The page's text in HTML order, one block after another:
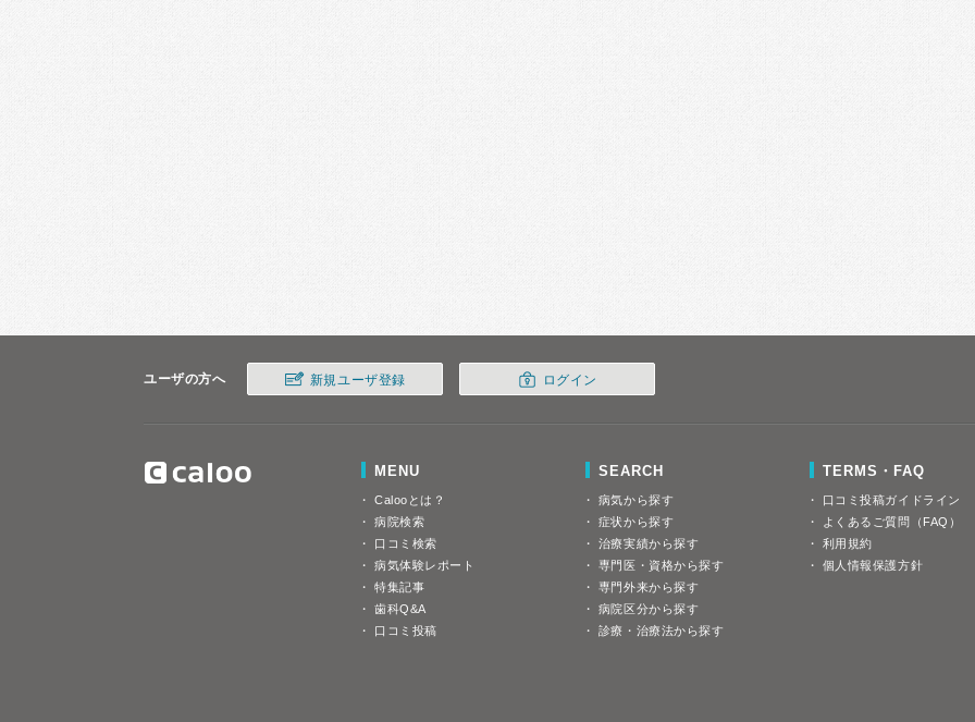
ユーザの方へ 新規ユーザ登録 ログイン
MENU
Calooとは？
病院検索
口コミ検索
病気体験レポート
特集記事
歯科Q&A
口コミ投稿
SEARCH
病気から探す
症状から探す
治療実績から探す
専門医・資格から探す
専門外来から探す
病院区分から探す
診療・治療法から探す
TERMS・FAQ
口コミ投稿ガイドライン
よくあるご質問（FAQ）
利用規約
個人情報保護方針